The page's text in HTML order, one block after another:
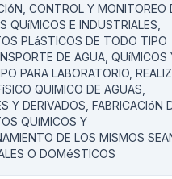
CONTROL Y MONITOREO
QUíMICOS E INDUSTRIALES,
PLáSTICOS DE TODO TIPO
DE AGUA, QUíMICOS
PARA LABORATORIO,
QUIMICO DE AGUAS,
Y DERIVADOS, FABRICACIóN
QUíMICOS Y
DE LOS MISMOS
O DOMéSTICOS